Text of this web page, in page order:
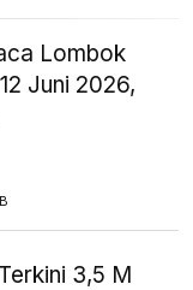
Lombok
Juni 2026,
3,5 M